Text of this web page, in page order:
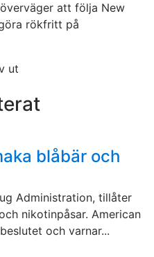
att följa New
rökfritt på
ut
blåbär och
Administration, tillåter
nikotinpåsar. American
och varnar...